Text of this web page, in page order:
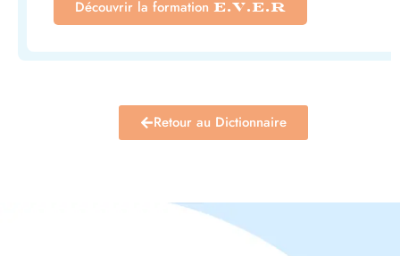
Découvrir la formation E.V.E.R
Retour au Dictionnaire